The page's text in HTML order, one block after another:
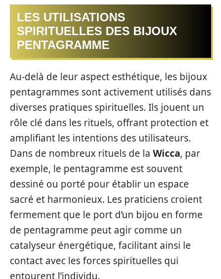
LES UTILISATIONS
SPIRITUELLES DES BIJOUX
PENTAGRAMME
Au-delà de leur aspect esthétique, les bijoux
pentagrammes sont activement utilisés dans
diverses pratiques spirituelles. Ils jouent un
rôle clé dans les rituels, offrant protection et
amplifiant les intentions des utilisateurs.
Dans de nombreux rituels de la Wicca, par
exemple, le pentagramme est souvent
dessiné ou porté pour établir un espace
sacré et harmonieux. Les praticiens croient
fermement que le port d’un bijou en forme
de pentagramme peut agir comme un
catalyseur énergétique, facilitant ainsi le
contact avec les forces spirituelles qui
entourent l’individu.